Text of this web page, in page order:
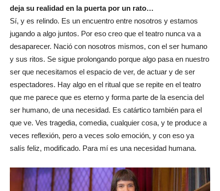
deja su realidad en la puerta por un rato…
Sí, y es relindo. Es un encuentro entre nosotros y estamos
jugando a algo juntos. Por eso creo que el teatro nunca va a
desaparecer. Nació con nosotros mismos, con el ser humano
y sus ritos. Se sigue prolongando porque algo pasa en nuestro
ser que necesitamos el espacio de ver, de actuar y de ser
espectadores. Hay algo en el ritual que se repite en el teatro
que me parece que es eterno y forma parte de la esencia del
ser humano, de una necesidad. Es catártico también para el
que ve. Ves tragedia, comedia, cualquier cosa, y te produce a
veces reflexión, pero a veces solo emoción, y con eso ya
salís feliz, modificado. Para mí es una necesidad humana.